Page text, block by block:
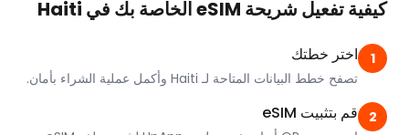
كيفية تفعيل شريحة eSIM الخاصة بك في Haiti
1 اختر خطتك
تصفح خطط البيانات المتاحة لـ Haiti وأكمل عملية الشراء بأمان.
2 قم بتثبيت eSIM